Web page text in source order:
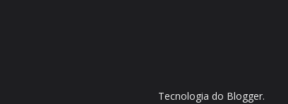
Tecnologia do Blogger.